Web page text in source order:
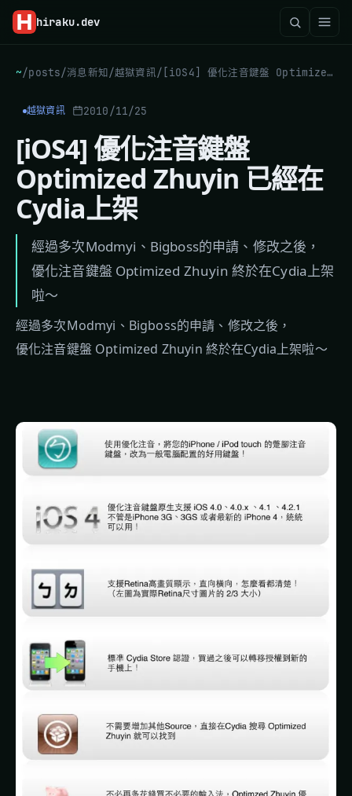
hiraku.dev
~/posts/消息新知/越獄資訊/ [iOS4] 優化注音鍵盤 Optimized Zhuyin 已經在Cydia上架
越獄資訊 2010/11/25
[iOS4] 優化注音鍵盤
Optimized Zhuyin 已經在
Cydia上架
經過多次Modmyi、Bigboss的申請、修改之後，
優化注音鍵盤 Optimized Zhuyin 終於在Cydia上架
啦～
經過多次Modmyi、Bigboss的申請、修改之後，
優化注音鍵盤 Optimized Zhuyin 終於在Cydia上架啦～